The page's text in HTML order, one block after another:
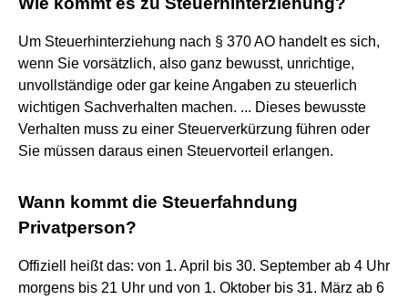
Um Steuerhinterziehung nach § 370 AO handelt es sich,
wenn Sie vorsätzlich, also ganz bewusst, unrichtige,
unvollständige oder gar keine Angaben zu steuerlich
wichtigen Sachverhalten machen. ... Dieses bewusste
Verhalten muss zu einer Steuerverkürzung führen oder
Sie müssen daraus einen Steuervorteil erlangen.
Wann kommt die Steuerfahndung
Privatperson?
Offiziell heißt das: von 1. April bis 30. September ab 4 Uhr
morgens bis 21 Uhr und von 1. Oktober bis 31. März ab 6